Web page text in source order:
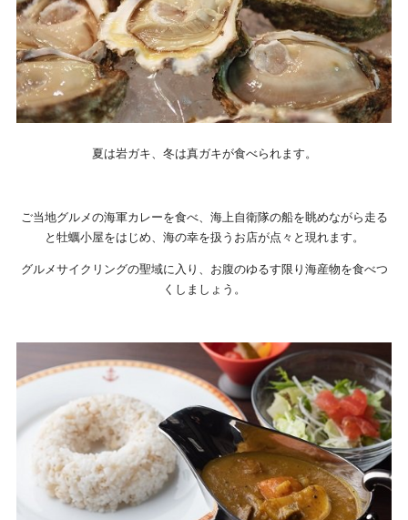
夏は岩ガキ、冬は真ガキが食べられます。
ご当地グルメの海軍カレーを食べ、海上自衛隊の船を眺めながら走る
と牡蠣小屋をはじめ、海の幸を扱うお店が点々と現れます。
グルメサイクリングの聖域に入り、お腹のゆるす限り海産物を食べつ
くしましょう。